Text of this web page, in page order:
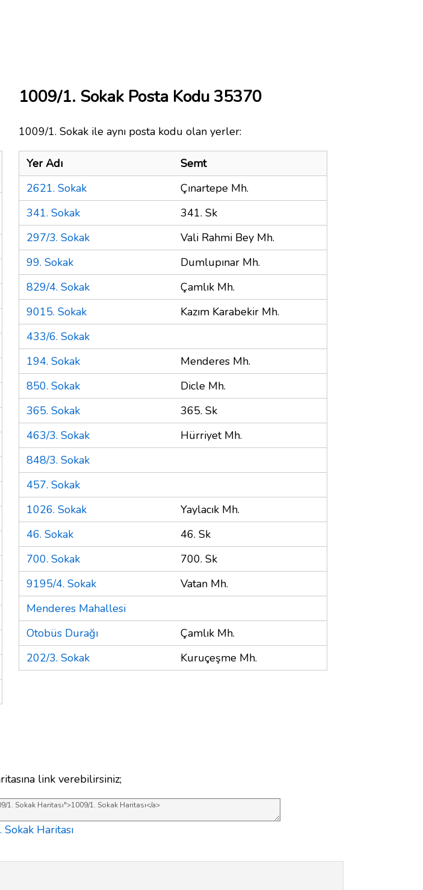
1009/1. Sokak Posta Kodu 35370
1009/1. Sokak ile aynı posta kodu olan yerler:
Yer Adı
Semt
2621. Sokak
Çınartepe Mh.
341. Sokak
341. Sk
297/3. Sokak
Vali Rahmi Bey Mh.
99. Sokak
Dumlupınar Mh.
829/4. Sokak
Çamlık Mh.
9015. Sokak
Kazım Karabekir Mh.
433/6. Sokak
194. Sokak
Menderes Mh.
850. Sokak
Dicle Mh.
365. Sokak
365. Sk
463/3. Sokak
Hürriyet Mh.
848/3. Sokak
457. Sokak
1026. Sokak
Yaylacık Mh.
46. Sokak
46. Sk
700. Sokak
700. Sk
9195/4. Sokak
Vatan Mh.
Menderes Mahallesi
Otobüs Durağı
Çamlık Mh.
202/3. Sokak
Kuruçeşme Mh.
link verebilirsiniz;
Haritası